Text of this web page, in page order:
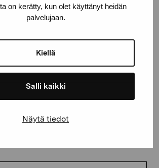
on kerätty, kun olet käyttänyt heidän
palvelujaan.
Kiellä
Salli kaikki
Näytä tiedot